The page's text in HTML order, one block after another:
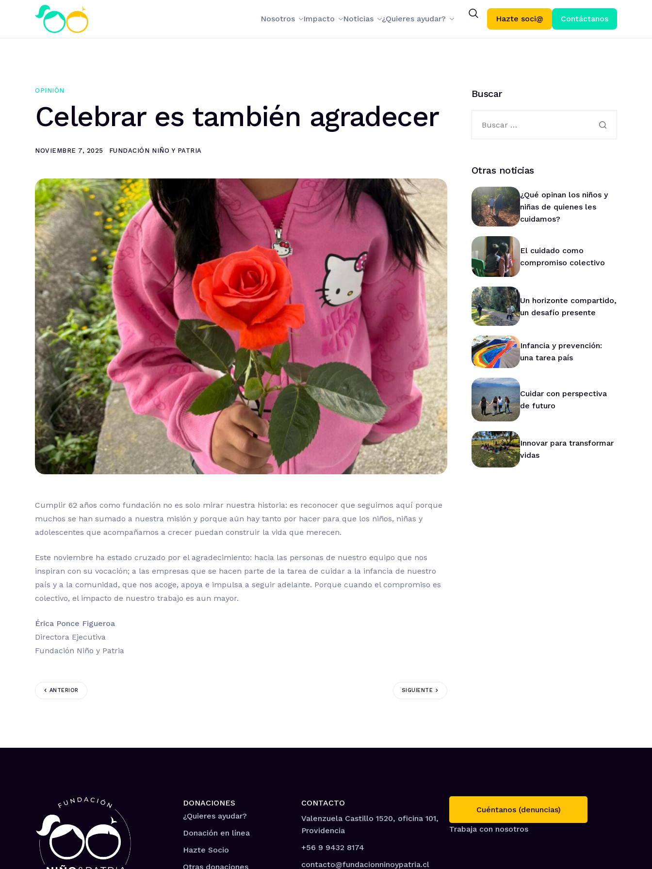
Nosotros Impacto Noticias ¿Quieres ayudar? Hazte soci@ Contáctanos
OPINIÓN
Celebrar es también agradecer
NOVIEMBRE 7, 2025 FUNDACIÓN NIÑO Y PATRIA
Cumplir 62 años como fundación no es solo mirar nuestra historia: es reconocer que seguimos aquí porque
muchos se han sumado a nuestra misión y porque aún hay tanto por hacer para que los niños, niñas y
adolescentes que acompañamos a crecer puedan construir la vida que merecen.
Este noviembre ha estado cruzado por el agradecimiento: hacia las personas de nuestro equipo que nos
inspiran con su vocación; a las empresas que se hacen parte de la tarea de cuidar a la infancia de nuestro
país y a la comunidad, que nos acoge, apoya e impulsa a seguir adelante. Porque cuando el compromiso es
colectivo, el impacto de nuestro trabajo es aun mayor.
Érica Ponce Figueroa
Directora Ejecutiva
Fundación Niño y Patria
ANTERIOR SIGUIENTE
Buscar
Otras noticias
¿Qué opinan los niños y
niñas de quienes les
cuidamos?
El cuidado como
compromiso colectivo
Un horizonte compartido,
un desafío presente
Infancia y prevención:
una tarea país
Cuidar con perspectiva
de futuro
Innovar para transformar
vidas
DONACIONES
¿Quieres ayudar?
Donación en línea
Hazte Socio
Otras donaciones
CONTACTO
Valenzuela Castillo 1520, oficina 101,
Providencia
+56 9 9432 8174
contacto@fundacionninoypatria.cl
Cuéntanos (denuncias)
Trabaja con nosotros